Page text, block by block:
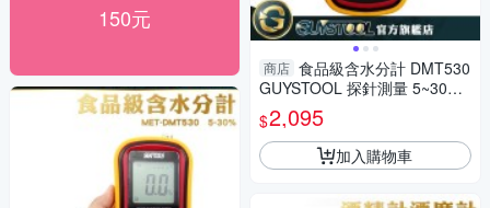
150元
商店 食品級含水分計 DMT530
GUYSTOOL 探針測量 5~30%
糧食水分測量 顆粒水分儀 大袋
食品水分
$2,095
加入購物車